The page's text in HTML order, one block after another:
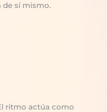
de sí mismo.
ritmo actúa como